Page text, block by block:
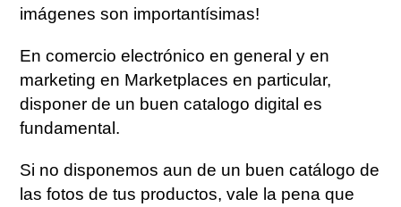
imágenes son importantísimas!
En comercio electrónico en general y en
marketing en Marketplaces en particular,
disponer de un buen catalogo digital es
fundamental.
Si no disponemos aun de un buen catálogo de
las fotos de tus productos, vale la pena que